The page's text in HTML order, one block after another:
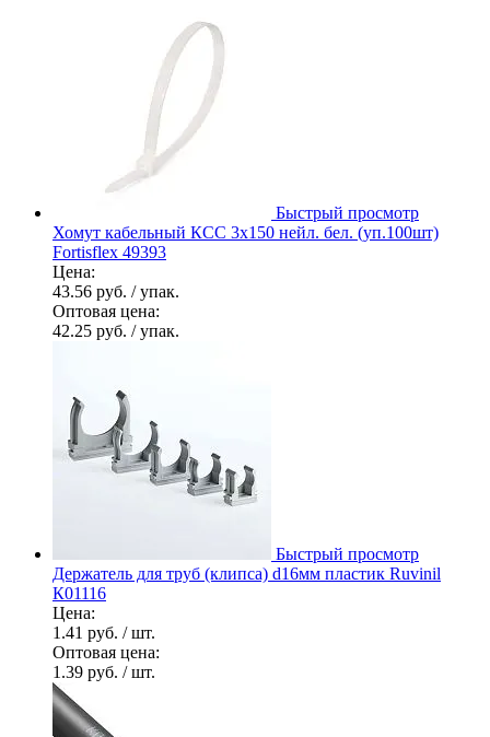
Быстрый просмотр
Хомут кабельный КСС 3х150 нейл. бел. (уп.100шт)
Fortisflex 49393
Цена:
43.56 руб. / упак.
Оптовая цена:
42.25 руб. / упак.
Быстрый просмотр
Держатель для труб (клипса) d16мм пластик Ruvinil
К01116
Цена:
1.41 руб. / шт.
Оптовая цена:
1.39 руб. / шт.